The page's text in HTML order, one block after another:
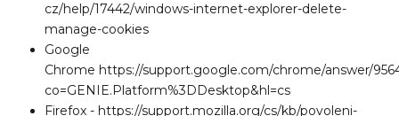
cz/help/17442/windows-internet-explorer-delete-
manage-cookies
Google
Chrome https://support.google.com/chrome/answer/
co=GENIE.Platform%3DDesktop&hl=cs
Firefox - https://support.mozilla.org/cs/kb/povoleni-